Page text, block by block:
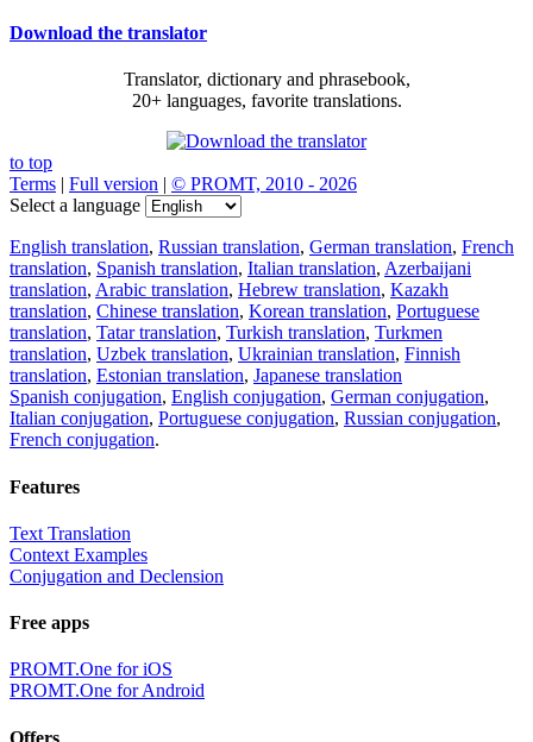
Download the translator
Translator, dictionary and phrasebook,
20+ languages, favorite translations.
to top
Terms | Full version | © PROMT, 2010 - 2026
Select a language
English translation, Russian translation, German translation, French
translation, Spanish translation, Italian translation, Azerbaijani
translation, Arabic translation, Hebrew translation, Kazakh
translation, Chinese translation, Korean translation, Portuguese
translation, Tatar translation, Turkish translation, Turkmen
translation, Uzbek translation, Ukrainian translation, Finnish
translation, Estonian translation, Japanese translation
Spanish conjugation, English conjugation, German conjugation,
Italian conjugation, Portuguese conjugation, Russian conjugation,
French conjugation.
Features
Text Translation
Context Examples
Conjugation and Declension
Free apps
PROMT.One for iOS
PROMT.One for Android
Offers